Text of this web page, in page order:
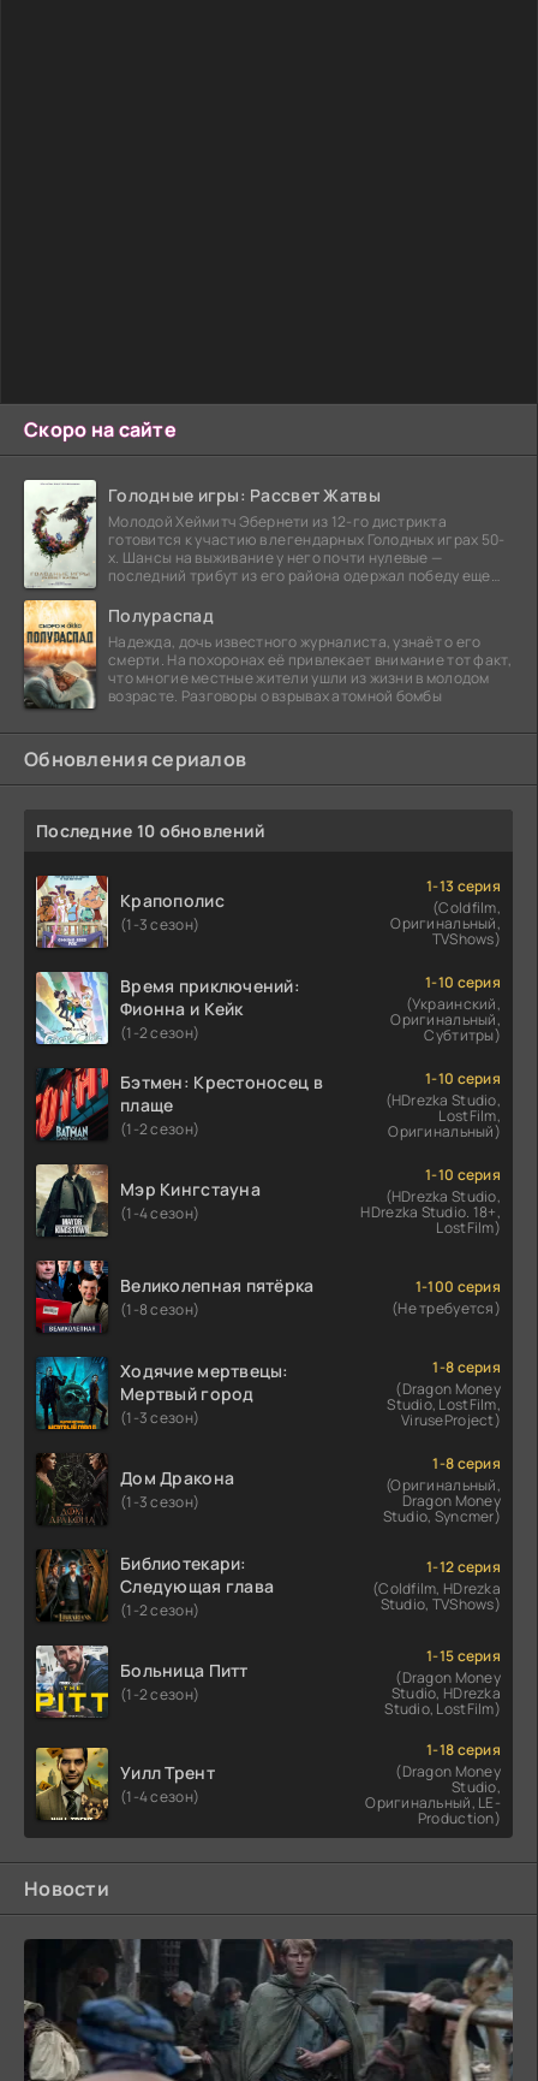
Скоро на сайте
Голодные игры: Рассвет Жатвы
Молодой Хеймитч Эбернети из 12-го дистрикта
готовится к участию в легендарных Голодных играх 50-
х. Шансы на выживание у него почти нулевые —
последний трибут из его района одержал победу еще
Полураспад
Надежда, дочь известного журналиста, узнаёт о его
смерти. На похоронах её привлекает внимание тот факт,
что многие местные жители ушли из жизни в молодом
возрасте. Разговоры о взрывах атомной бомбы
Обновления сериалов
Последние 10 обновлений
Крапополис
(1-3 сезон)
1-13 серия
(Coldfilm,
Оригинальный,
TVShows)
Время приключений:
Фионна и Кейк
(1-2 сезон)
1-10 серия
(Украинский,
Оригинальный,
Субтитры)
Бэтмен: Крестоносец в
плаще
(1-2 сезон)
1-10 серия
(HDrezka Studio,
LostFilm,
Оригинальный)
Мэр Кингстауна
(1-4 сезон)
1-10 серия
(HDrezka Studio,
HDrezka Studio. 18+,
LostFilm)
Великолепная пятёрка
(1-8 сезон)
1-100 серия
(Не требуется)
Ходячие мертвецы:
Мертвый город
(1-3 сезон)
1-8 серия
(Dragon Money
Studio, LostFilm,
ViruseProject)
Дом Дракона
(1-3 сезон)
1-8 серия
(Оригинальный,
Dragon Money
Studio, Syncmer)
Библиотекари:
Следующая глава
(1-2 сезон)
1-12 серия
(Coldfilm, HDrezka
Studio, TVShows)
Больница Питт
(1-2 сезон)
1-15 серия
(Dragon Money
Studio, HDrezka
Studio, LostFilm)
Уилл Трент
(1-4 сезон)
1-18 серия
(Dragon Money
Studio,
Оригинальный, LE-
Production)
Новости